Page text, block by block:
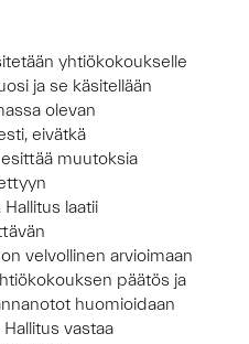
yhtiökokoukselle
ja se käsitellään
olevan
eivätkä
muutoksia
laatii
velvollinen arvioimaan
päätös ja
huomioidaan
vastaa